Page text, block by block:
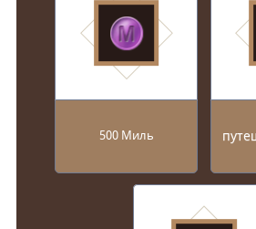
500 Миль